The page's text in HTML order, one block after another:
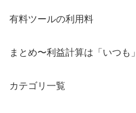
有料ツールの利用料
まとめ〜利益計算は「いつも
カテゴリ一覧